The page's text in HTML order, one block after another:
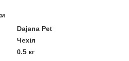
Dajana Pet
Чехія
0.5 кг